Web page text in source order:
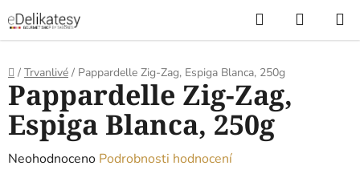
na
obsah
Hledat
KOŠÍK
Domů
/ Trvanlivé / Pappardelle Zig-Zag, Espiga Blanca, 250g
Pappardelle Zig-Zag,
Espiga Blanca, 250g
Průměrné
Neohodnoceno Podrobnosti hodnocení